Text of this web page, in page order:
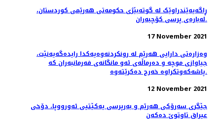
ڕاگەیەێندراوێک لە گوتەبێژی حکومەتی ھەرێمی کوردستان،
لەبارەی پرسی کۆچبەران.
17 November 2021
وەزارەتی دارایی هەرێم لە رونکردنەوەیەکدا رایدەگەیەنێت،
جیاوازی موچە و دەرماڵەی ئەو مانگانەی فەرمانبەران کە
پاشەکەوتکراوە خەرج دەکرێتەوە.
12 November 2021
جێگری سەرۆکی هەرێم و بەرپرسی یەکێتیی ئەورووپا، دۆخى
عيراق تاوتوێ ده‌كه‌ن